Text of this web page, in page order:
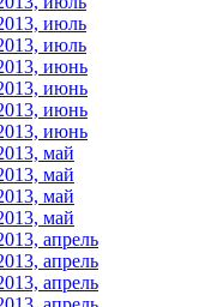
июль
июль
июнь
июнь
июнь
июнь
май
май
май
май
апрель
апрель
апрель